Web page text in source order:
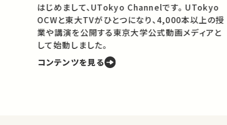
はじめまして、UTokyo Channelです。 UTokyo
OCWと東大TVがひとつになり、4,000本以上の授
業や講演を公開する東京大学公式動画メディアと
して始動しました。
コンテンツを見る